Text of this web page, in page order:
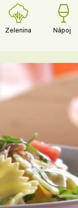
Zelenina Nápoje